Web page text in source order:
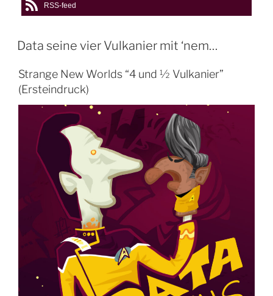
RSS-feed
Data seine vier Vulkanier mit ‘nem…
Strange New Worlds “4 und ½ Vulkanier”
(Ersteindruck)